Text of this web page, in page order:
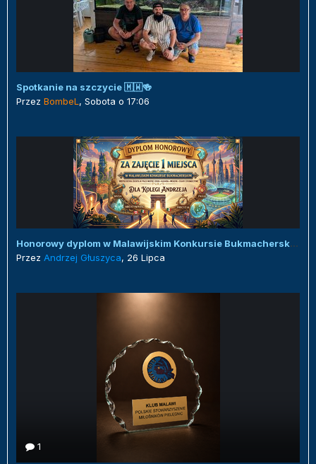
Spotkanie na szczycie 🇲🇼🍻
Przez BombeL , Sobota o 17:06
Honorowy dyplom w Malawijskim Konkursie Bukmacherskim :)
Przez Andrzej Głuszyca, 26 Lipca
1